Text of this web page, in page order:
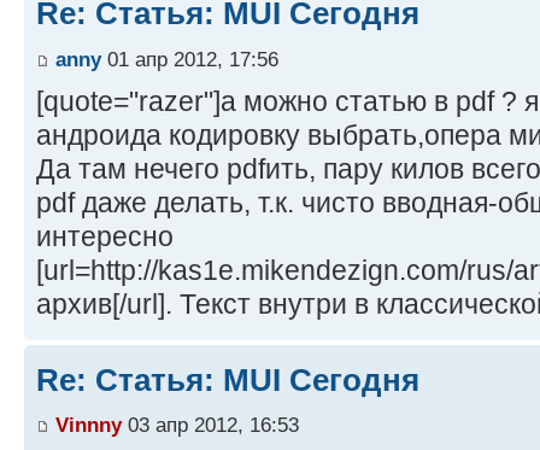
Re: Статья: MUI Сегодня
anny01 апр 2012, 17:56
[quote="razer"]а можно статью в pdf ? я
андроида кодировку выбрать,опера
Да там нечего pdfить, пару килов
pdf даже делать, т.к. чисто вводная-
интересно
[url=http://kas1e.mikendezign.com/rus/
архив[/url]. Текст внутри в
Re: Статья: MUI Сегодня
Vinnny03 апр 2012, 16:53